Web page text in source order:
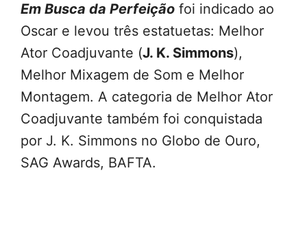
Em Busca da Perfeição foi indicado ao
Oscar e levou três estatuetas: Melhor
Ator Coadjuvante (J. K. Simmons),
Melhor Mixagem de Som e Melhor
Montagem. A categoria de Melhor Ator
Coadjuvante também foi conquistada
por J. K. Simmons no Globo de Ouro,
SAG Awards, BAFTA.